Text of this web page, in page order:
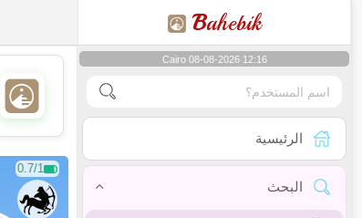
Bahebik
Cairo 08-08-2026 12:16
الرئيسية
البحث
0.7/1